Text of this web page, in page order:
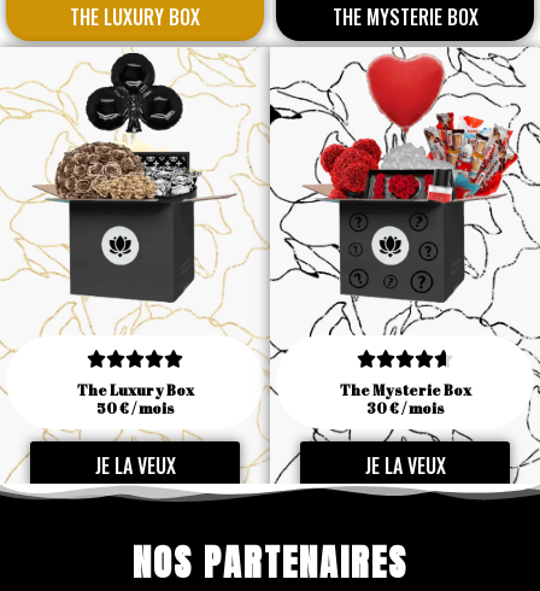
THE LUXURY BOX THE MYSTERIE BOX

The Luxury Box
50 € / mois
JE LA VEUX

The Mysterie Box
30 € / mois
JE LA VEUX
NOS PARTENAIRES